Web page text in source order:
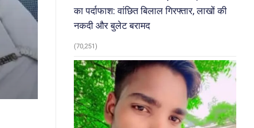
का पर्दाफाश: वांछित बिलाल गिरफ्तार, लाखों की
नकदी और बुलेट बरामद
(70,251)